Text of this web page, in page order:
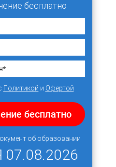
бесплатно
Политикой и Офертой
бесплатно
об образовании
07.08.2026